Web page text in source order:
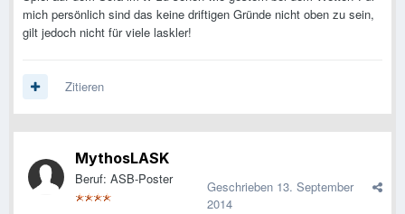
mich persönlich sind das keine driftigen Gründe nicht oben zu sein,
gilt jedoch nicht für viele laskler!
Zitieren
MythosLASK
Beruf: ASB-Poster Geschrieben 13. September
2014